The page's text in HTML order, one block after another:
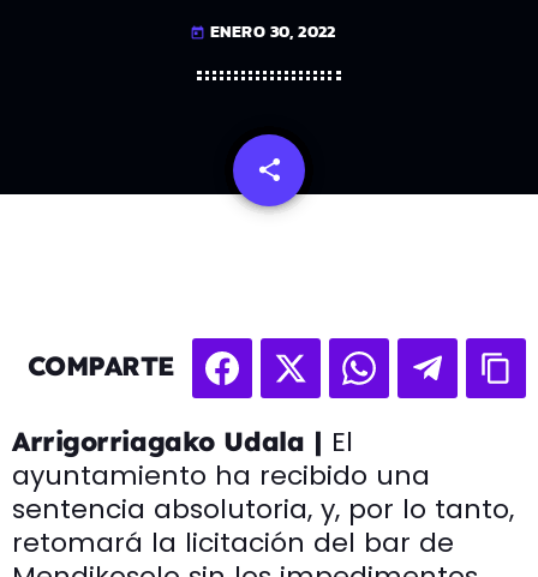
today ENERO 30, 2022
share
email
COMPARTE
Arrigorriagako Udala | El
ayuntamiento ha recibido una
sentencia absolutoria, y, por lo tanto,
retomará la licitación del bar de